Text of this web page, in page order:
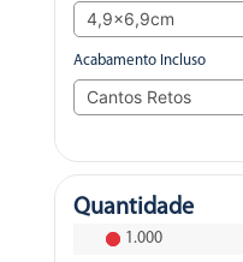
Acabamento Incluso
Quantidade
1.000